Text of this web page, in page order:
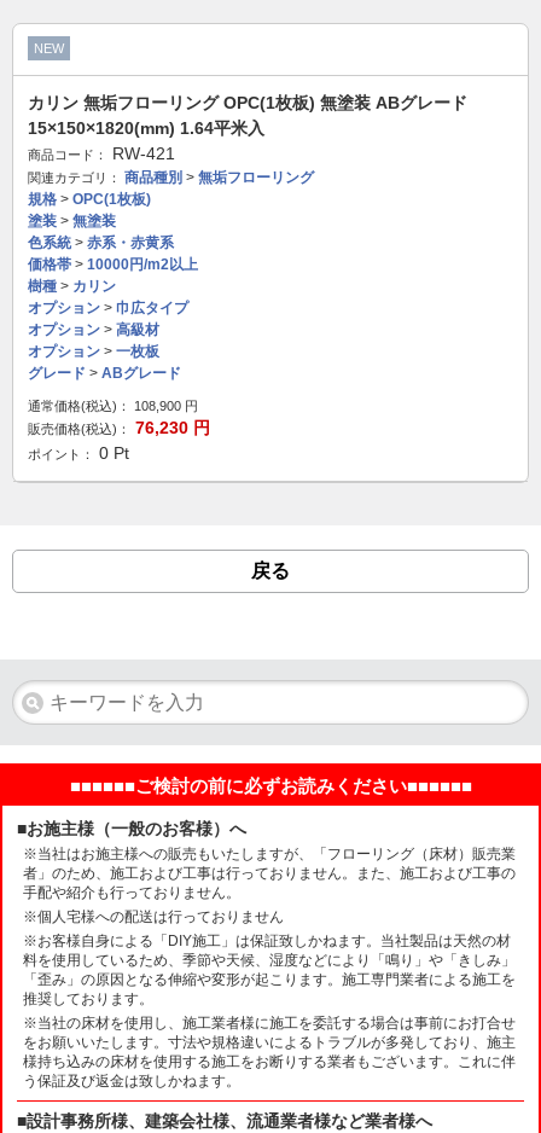
NEW
カリン 無垢フローリング OPC(1枚板) 無塗装 ABグレード
15×150×1820(mm) 1.64平米入
商品コード： RW-421
関連カテゴリ： 商品種別 > 無垢フローリング
規格 > OPC(1枚板)
塗装 > 無塗装
色系統 > 赤系・赤黄系
価格帯 > 10000円/m2以上
樹種 > カリン
オプション > 巾広タイプ
オプション > 高級材
オプション > 一枚板
グレード > ABグレード
通常価格(税込)： 108,900 円
販売価格(税込)：
76,230 円
ポイント： 0 Pt
戻る
■■■■■■ご検討の前に必ずお読みください■■■■■■
■お施主様（一般のお客様）へ
※当社はお施主様への販売もいたしますが、「フローリング（床材）販売業
者」のため、施工および工事は行っておりません。また、施工および工事の
手配や紹介も行っておりません。
※個人宅様への配送は行っておりません
※お客様自身による「DIY施工」は保証致しかねます。当社製品は天然の材
料を使用しているため、季節や天候、湿度などにより「鳴り」や「きしみ」
「歪み」の原因となる伸縮や変形が起こります。施工専門業者による施工を
推奨しております。
※当社の床材を使用し、施工業者様に施工を委託する場合は事前にお打合せ
をお願いいたします。寸法や規格違いによるトラブルが多発しており、施主
様持ち込みの床材を使用する施工をお断りする業者もございます。これに伴
う保証及び返金は致しかねます。
■設計事務所様、建築会社様、流通業者様など業者様へ